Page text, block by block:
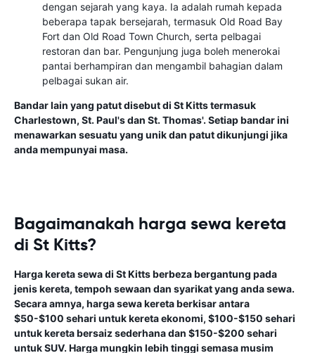
dengan sejarah yang kaya. Ia adalah rumah kepada
beberapa tapak bersejarah, termasuk Old Road Bay
Fort dan Old Road Town Church, serta pelbagai
restoran dan bar. Pengunjung juga boleh menerokai
pantai berhampiran dan mengambil bahagian dalam
pelbagai sukan air.
Bandar lain yang patut disebut di St Kitts termasuk
Charlestown, St. Paul's dan St. Thomas'. Setiap bandar ini
menawarkan sesuatu yang unik dan patut dikunjungi jika
anda mempunyai masa.
Bagaimanakah harga sewa kereta
di St Kitts?
Harga kereta sewa di St Kitts berbeza bergantung pada
jenis kereta, tempoh sewaan dan syarikat yang anda sewa.
Secara amnya, harga sewa kereta berkisar antara
$50-$100 sehari untuk kereta ekonomi, $100-$150 sehari
untuk kereta bersaiz sederhana dan $150-$200 sehari
untuk SUV. Harga mungkin lebih tinggi semasa musim